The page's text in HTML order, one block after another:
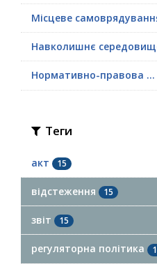
Місцеве
Навколишнє
Нормативно-правова ...
Теги
акт 15
відстеження 15
звіт 15
регуляторна політика